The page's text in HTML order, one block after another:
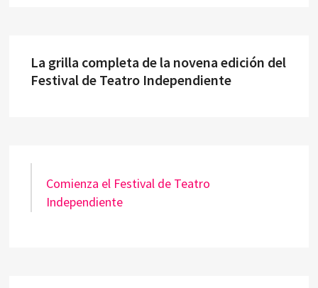
La grilla completa de la novena edición del
Festival de Teatro Independiente
Comienza el Festival de Teatro
Independiente